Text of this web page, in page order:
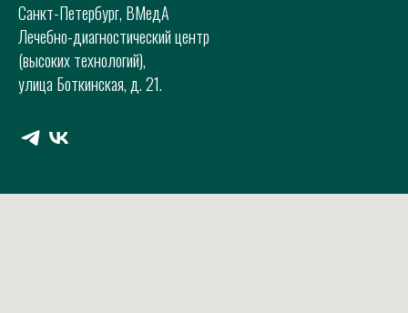
Санкт-Петербург, ВМедА
Лечебно-диагностический центр
(высоких технологий),
улица Боткинская, д. 21.